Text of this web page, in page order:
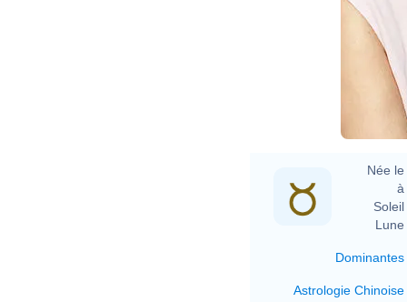
Née le
à
Soleil
Lune
Dominantes
Astrologie Chinoise